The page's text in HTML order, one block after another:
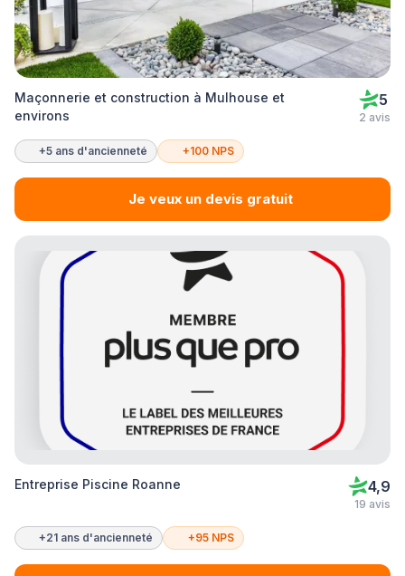
Maçonnerie et construction à Mulhouse et
environs
5
2 avis
+5 ans d'ancienneté +100 NPS
Je veux un devis gratuit
Entreprise Piscine Roanne 4,9
19 avis
+21 ans d'ancienneté +95 NPS